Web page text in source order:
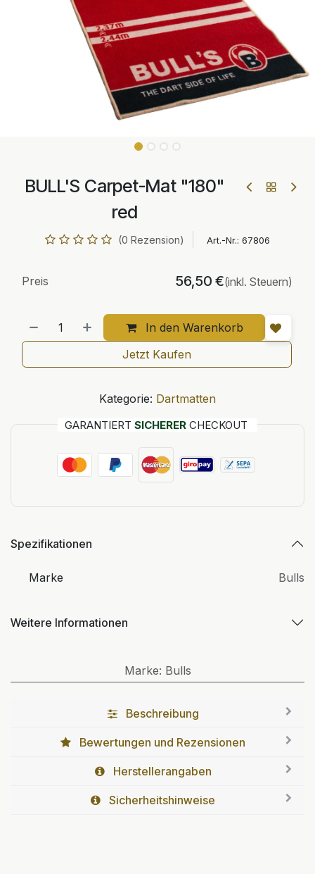
BULL'S Carpet-Mat "180"
red
(0 Rezension) Art.-Nr.: 67806
In den Warenkorb
Preis 56,50 €(inkl. Steuern)
Jetzt Kaufen
Kategorie: Dartmatten
GARANTIERT SICHERER CHECKOUT
Spezifikationen
Marke Bulls
Weitere Informationen
Marke: Bulls
Beschreibung
Bewertungen und Rezensionen
Herstellerangaben
Sicherheitshinweise